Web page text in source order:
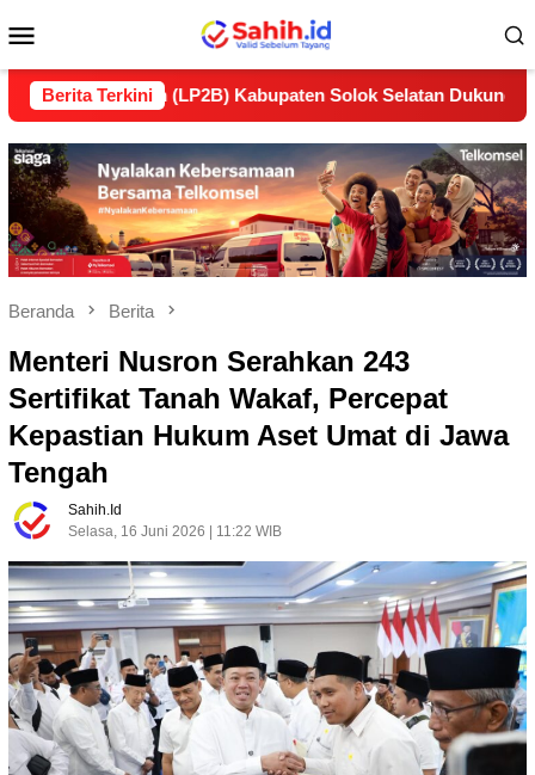
ke
Mobile
Berita Terkini
(LP2B) Kabupaten Solok Selatan Dukung Ketahanan
Beranda Berita
Menteri Nusron Serahkan 243
Sertifikat Tanah Wakaf, Percepat
Kepastian Hukum Aset Umat di Jawa
Tengah
Sahih.id
Selasa, 16 Juni 2026 | 11:22 WIB